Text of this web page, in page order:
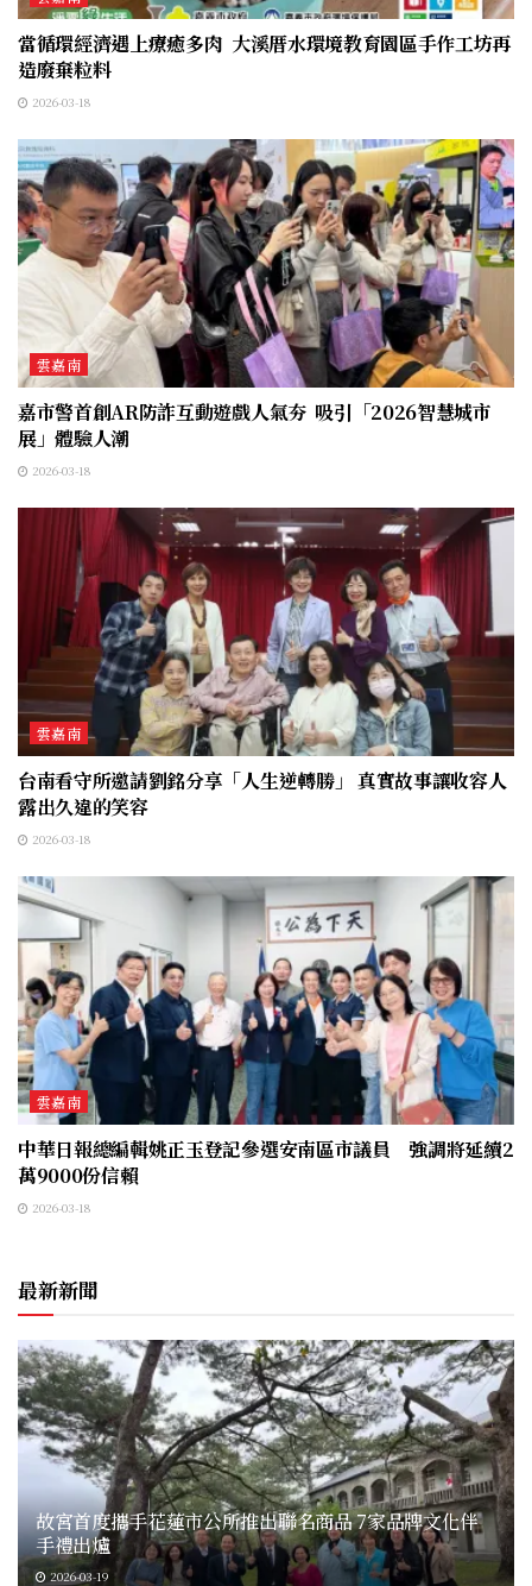
當循環經濟遇上療癒多肉 大溪厝水環境教育園區手作工坊再
造廢棄粒料
2026-03-18
雲嘉南
嘉市警首創AR防詐互動遊戲人氣夯 吸引「2026智慧城市
展」體驗人潮
2026-03-18
雲嘉南
台南看守所邀請劉銘分享「人生逆轉勝」 真實故事讓收容人
露出久違的笑容
2026-03-18
雲嘉南
中華日報總編輯姚正玉登記參選安南區市議員 強調將延續2
萬9000份信賴
2026-03-18
最新新聞
故宮首度攜手花蓮市公所推出聯名商品 7家品牌文化伴
手禮出爐
2026-03-19